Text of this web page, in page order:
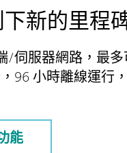
新的里程
/伺服器網路，最
96 小時離線運行
能